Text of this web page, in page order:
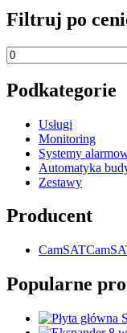
Filtruj po
Cena
min
Podkategorie
Usługi
Monitoring
Systemy
Automatyka
Zestawy
Producent
CamSAT
Popularne